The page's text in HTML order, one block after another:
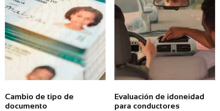
Cambio de tipo de
documento
Evaluación de idoneidad
para conductores